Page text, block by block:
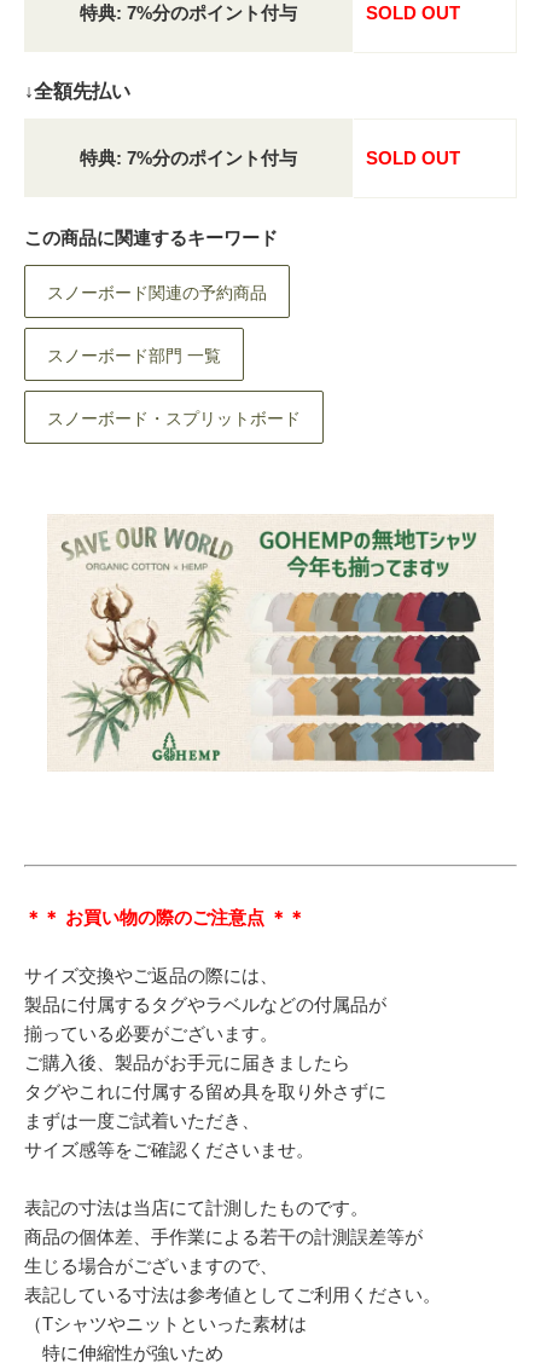
特典: 7%分のポイント付与 SOLD OUT
↓全額先払い
特典: 7%分のポイント付与 SOLD OUT
この商品に関連するキーワード
スノーボード関連の予約商品
スノーボード部門 一覧
スノーボード・スプリットボード
＊＊ お買い物の際のご注意点 ＊＊
サイズ交換やご返品の際には、
製品に付属するタグやラベルなどの付属品が
揃っている必要がございます。
ご購入後、製品がお手元に届きましたら
タグやこれに付属する留め具を取り外さずに
まずは一度ご試着いただき、
サイズ感等をご確認くださいませ。
表記の寸法は当店にて計測したものです。
商品の個体差、手作業による若干の計測誤差等が
生じる場合がございますので、
表記している寸法は参考値としてご利用ください。
（Tシャツやニットといった素材は
特に伸縮性が強いため